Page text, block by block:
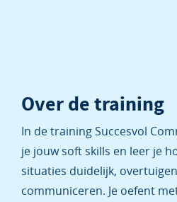
Over de training
In de training Succesvol
je jouw soft skills en leer je
situaties duidelijk,
communiceren. Je oefent